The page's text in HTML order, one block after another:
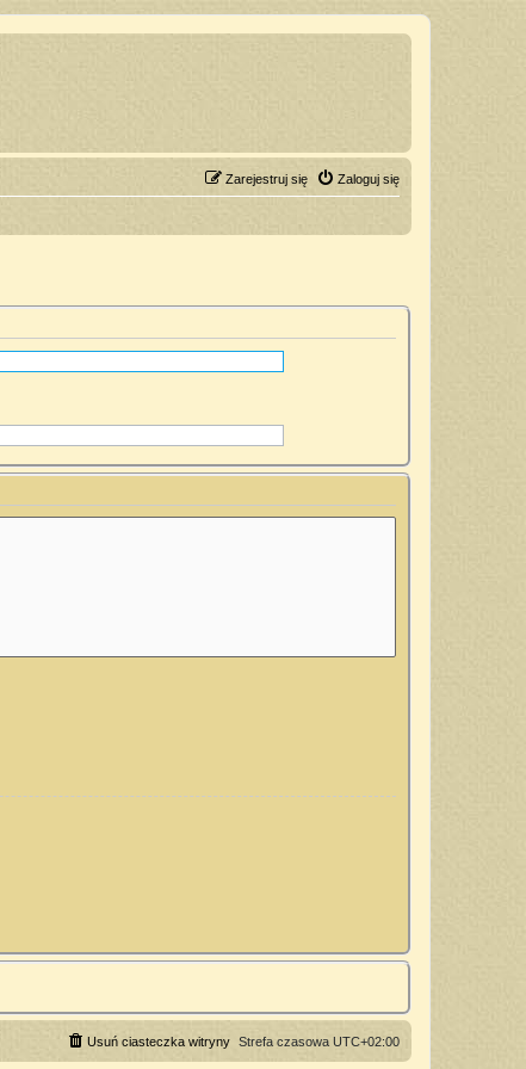
Zaloguj się
Zarejestruj się
Strefa czasowa UTC+02:00
Usuń ciasteczka witryny